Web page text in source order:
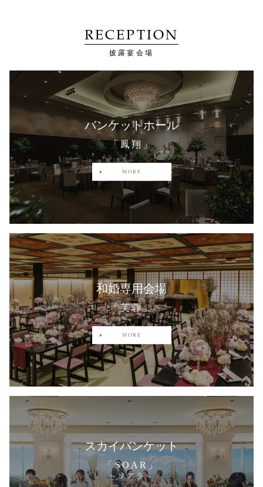
RECEPTION
披露宴会場
バンケットホール
「鳳翔」
MORE
和婚専用会場
「芙蓉」
MORE
スカイバンケット
「SOAR」
～ソアラ～